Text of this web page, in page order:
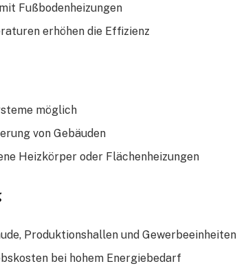
Fußbodenheizungen
erhöhen die Effizienz
möglich
von Gebäuden
Heizkörper oder Flächenheizungen
Produktionshallen und Gewerbeeinheiten
bei hohem Energiebedarf